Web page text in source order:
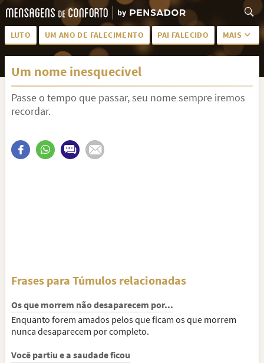
LUTO UM ANO DE FALECIMENTO PAI FALECIDO MAIS
LUTO PARA AMIGA PALAVRAS
SAUDADES DA MÃE
PÊSAMES PARA AMIGA DESCANSE EM PAZ
FRASES DE LUTO PARA AMIGO
Um nome inesquecível
Passe o tempo que passar, seu nome sempre iremos
recordar.
Frases para Túmulos relacionadas
Os que morrem não desaparecem por...
Enquanto forem amados pelos que ficam os que morrem
nunca desaparecem por completo.
Você partiu e a saudade ficou